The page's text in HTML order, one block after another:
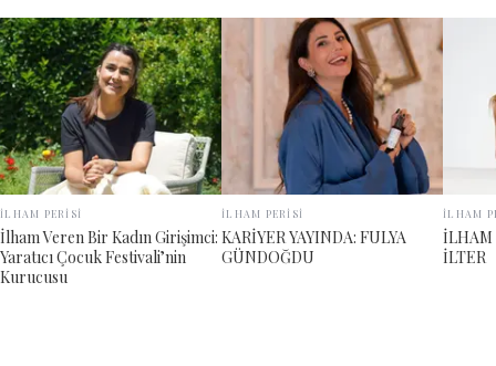
İLHAM PERİSİ
İlham Veren Bir Kadın Girişimci:
Yaratıcı Çocuk Festivali’nin
Kurucusu
İLHAM PERİSİ
KARİYER YAYINDA: FULYA
GÜNDOĞDU
İLHAM
İLHAM
İLTER